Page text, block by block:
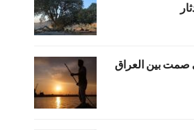
بين العراق